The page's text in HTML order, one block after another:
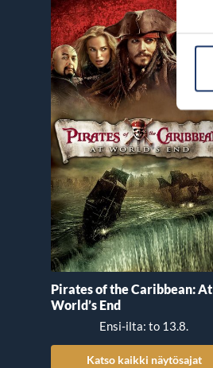
Pirates of the Caribbean: At
World’s End
Ensi-ilta: to 13.8.
Katso kaikki näytösajat